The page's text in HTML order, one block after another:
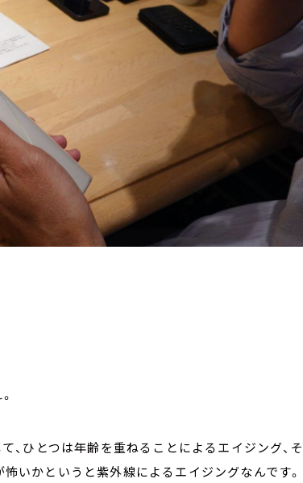
、ひとつは年齢を重ねることによるエイジング、そ
いかというと紫外線によるエイジングなんです。